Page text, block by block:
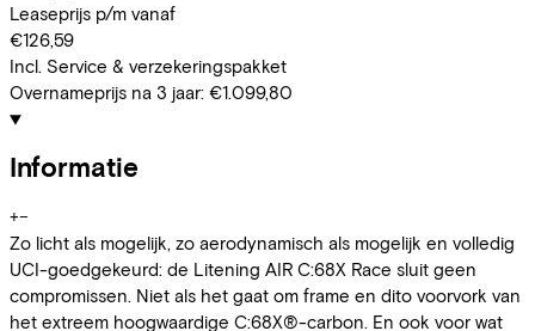
Leaseprijs p/m vanaf
€126,59
Incl. Service & verzekeringspakket
Overnameprijs na 3 jaar: €1.099,80
Informatie
+−
Zo licht als mogelijk, zo aerodynamisch als mogelijk en volledig
UCI-goedgekeurd: de Litening AIR C:68X Race sluit geen
compromissen. Niet als het gaat om frame en dito voorvork van
het extreem hoogwaardige C:68X®-carbon. En ook voor wat